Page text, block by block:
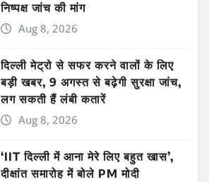
निष्पक्ष जांच की मांग
Aug 8, 2026
दिल्ली मेट्रो से सफर करने वालों के लिए
बड़ी खबर, 9 अगस्त से बढ़ेगी सुरक्षा जांच,
लग सकती हैं लंबी कतारें
Aug 8, 2026
‘IIT दिल्ली में आना मेरे लिए बहुत खास’,
दीक्षांत समारोह में बोले PM मोदी